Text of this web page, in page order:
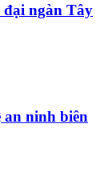
đại ngàn Tây
an ninh biên